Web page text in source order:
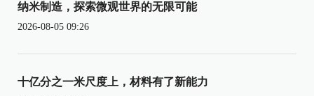
纳米制造，探索微观世界的无限可能
2026-08-05 09:26
十亿分之一米尺度上，材料有了新能力